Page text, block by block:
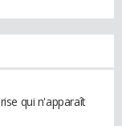
qui n'apparaît